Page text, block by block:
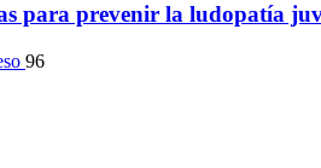
para prevenir la ludopatía
96